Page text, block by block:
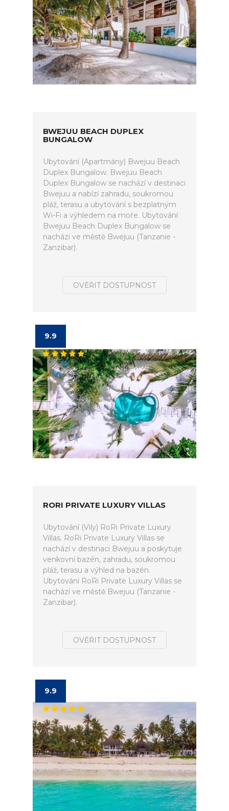
BWEJUU BEACH DUPLEX
BUNGALOW
Ubytování (Apartmány) Bwejuu Beach
Duplex Bungalow. Bwejuu Beach
Duplex Bungalow se nachází v destinaci
Bwejuu a nabízí zahradu, soukromou
pláž, terasu a ubytování s bezplatným
Wi-Fi a výhledem na moře. Ubytování
Bwejuu Beach Duplex Bungalow se
nachází ve městě Bwejuu (Tanzanie -
Zanzibar).
OVĚŘIT DOSTUPNOST
9.9
RORI PRIVATE LUXURY VILLAS
Ubytování (Vily) RoRi Private Luxury
Villas. RoRi Private Luxury Villas se
nachází v destinaci Bwejuu a poskytuje
venkovní bazén, zahradu, soukromou
pláž, terasu a výhled na bazén.
Ubytování RoRi Private Luxury Villas se
nachází ve městě Bwejuu (Tanzanie -
Zanzibar).
OVĚŘIT DOSTUPNOST
9.9